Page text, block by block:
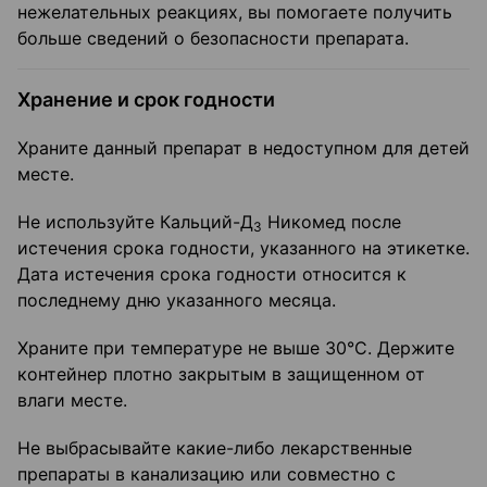
нежелательных реакциях, вы помогаете получить
больше сведений о безопасности препарата.
Хранение и срок годности
Храните данный препарат в недоступном для детей
месте.
Не используйте Кальций-Д3 Никомед после
истечения срока годности, указанного на этикетке.
Дата истечения срока годности относится к
последнему дню указанного месяца.
Храните при температуре не выше 30°С. Держите
контейнер плотно закрытым в защищенном от
влаги месте.
Не выбрасывайте какие-либо лекарственные
препараты в канализацию или совместно с